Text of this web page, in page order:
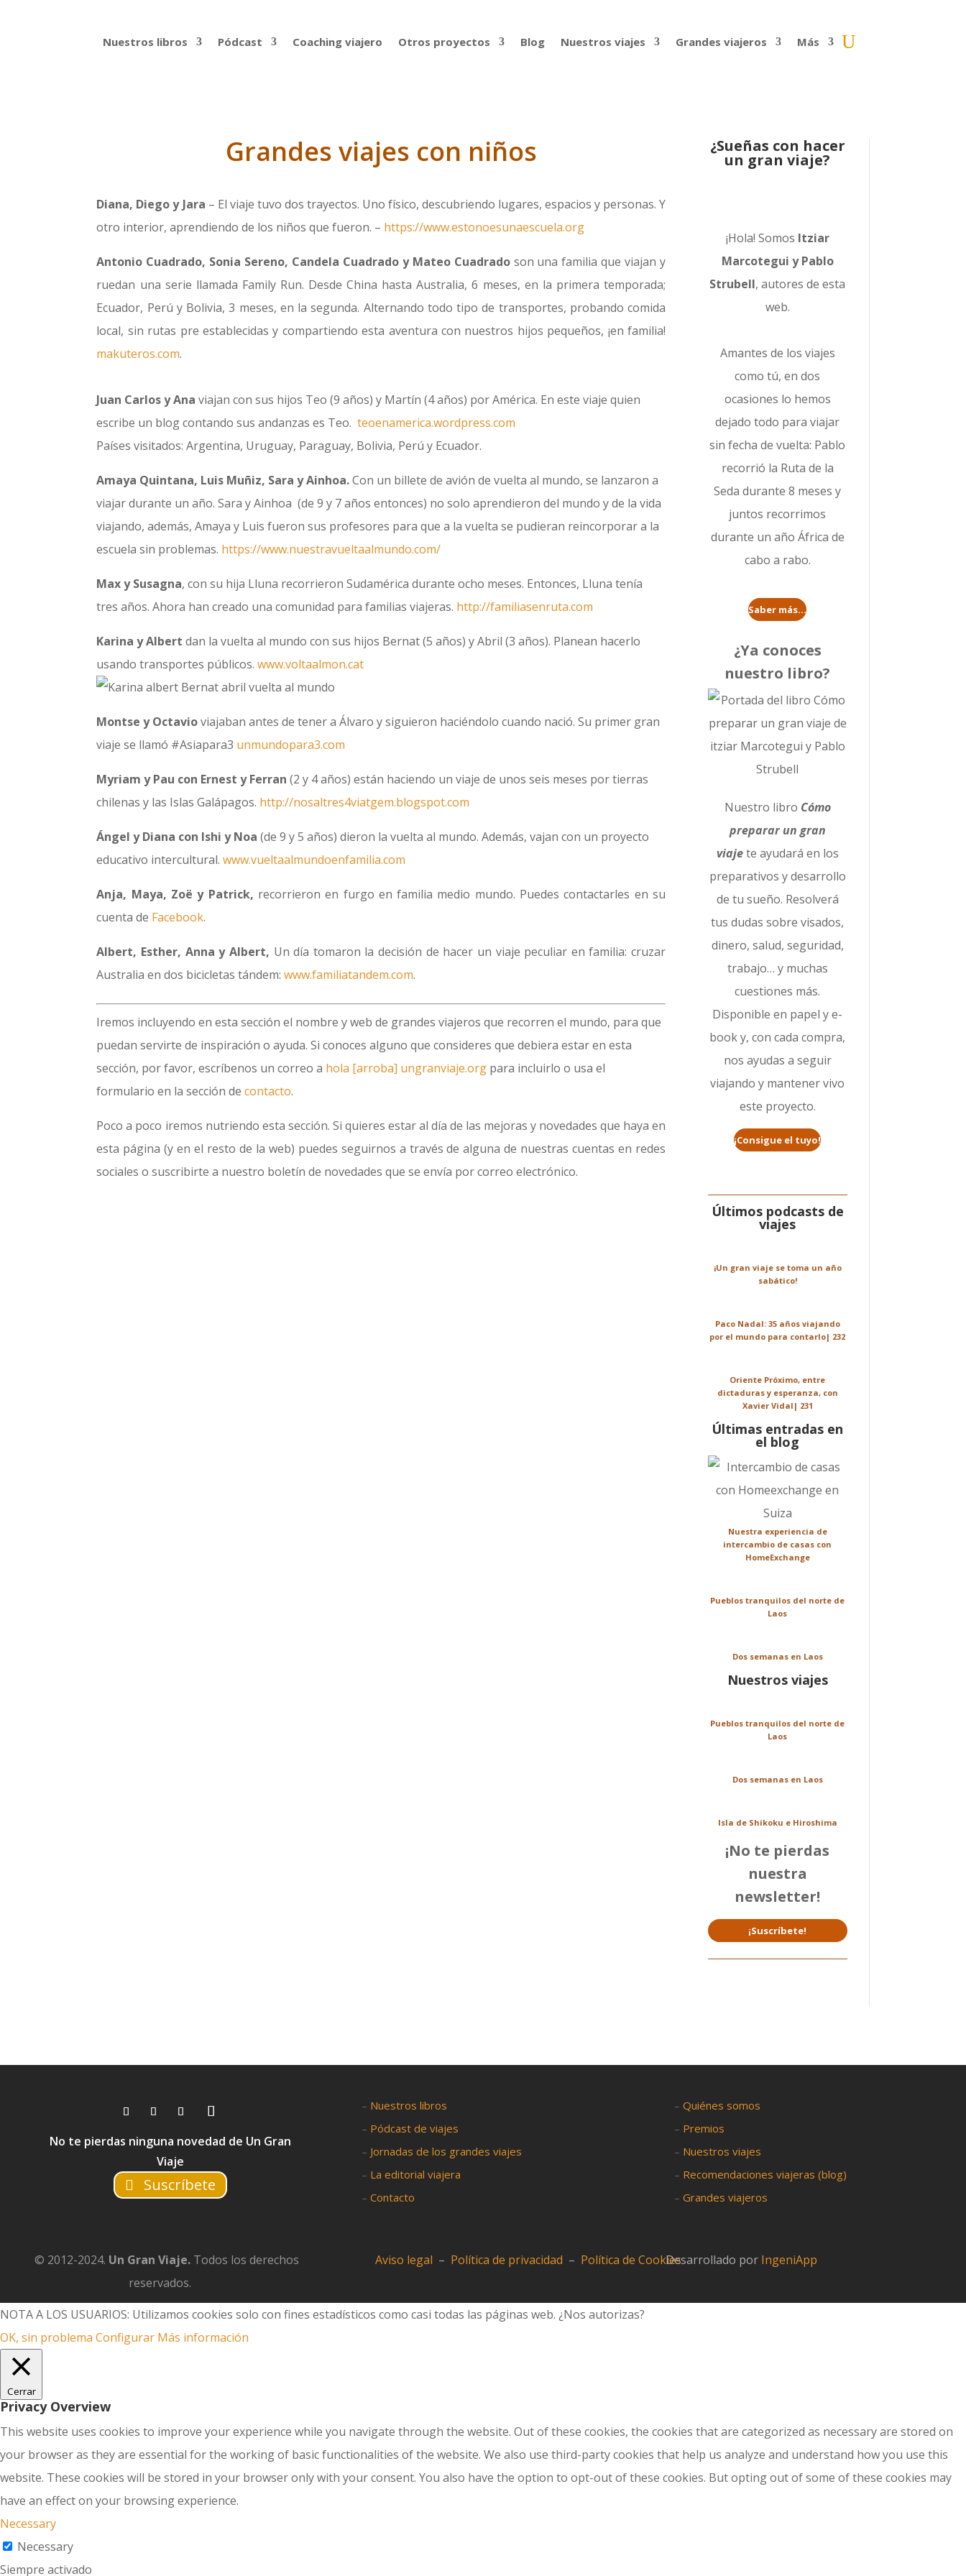
Nuestros libros Pódcast Coaching viajero Otros proyectos Blog Nuestros viajes Grandes viajeros Más
Grandes viajes con niños
Diana, Diego y Jara – El viaje tuvo dos trayectos. Uno físico, descubriendo lugares, espacios y personas. Y
otro interior, aprendiendo de los niños que fueron. – https://www.estonoesunaescuela.org
Antonio Cuadrado, Sonia Sereno, Candela Cuadrado y Mateo Cuadradoson una familia que viajan y
ruedan una serie llamada Family Run. Desde China hasta Australia, 6 meses, en la primera temporada;
Ecuador, Perú y Bolivia, 3 meses, en la segunda. Alternando todo tipo de transportes, probando comida
local, sin rutas pre establecidas y compartiendo esta aventura con nuestros hijos pequeños, ¡en familia!
makuteros.com.
Juan Carlos y Ana viajan con sus hijos Teo (9 años) y Martín (4 años) por América. En este viaje quien
escribe un blog contando sus andanzas es Teo.teoenamerica.wordpress.com
Países visitados: Argentina, Uruguay, Paraguay, Bolivia, Perú y Ecuador.
Amaya Quintana, Luis Muñiz, Sara y Ainhoa.Con un billete de avión de vuelta al mundo, se lanzaron a
viajar durante un año. Sara y Ainhoa (de 9 y 7 años entonces) no solo aprendieron del mundo y de la vida
viajando, además, Amaya y Luis fueron sus profesores para que a la vuelta se pudieran reincorporar a la
escuela sin problemas. https://www.nuestravueltaalmundo.com/
Max y Susagna, con su hija Lluna recorrieron Sudamérica durante ocho meses. Entonces, Lluna tenía
tres años. Ahora han creado una comunidad para familias viajeras. http://familiasenruta.com
Karina y Albert dan la vuelta al mundo con sus hijos Bernat (5 años) y Abril (3 años). Planean hacerlo
usando transportes públicos.www.voltaalmon.cat
Montse y Octavioviajaban antes de tener a Álvaro y siguieron haciéndolo cuando nació. Su primer gran
viaje se llamó #Asiapara3 unmundopara3.com
Myriam y Pau con Ernest y Ferran (2 y 4 años) están haciendo un viaje de unos seis meses por tierras
chilenas y las Islas Galápagos. http://nosaltres4viatgem.blogspot.com
Ángel y Diana con Ishi y Noa (de 9 y 5 años) dieron la vuelta al mundo. Además, vajan con un proyecto
educativo intercultural.www.vueltaalmundoenfamilia.com
Anja, Maya, Zoë y Patrick, recorrieron en furgo en familia medio mundo. Puedes contactarles en su
cuenta de Facebook.
Albert, Esther, Anna y Albert, Un día tomaron la decisión de hacer un viaje peculiar en familia: cruzar
Australia en dos bicicletas tándem:www.familiatandem.com.
Iremos incluyendo en esta sección el nombre y web de grandes viajeros que recorren el mundo, para que
puedan servirte de inspiración o ayuda. Si conoces alguno que consideres que debiera estar en esta
sección, por favor, escríbenos un correo a hola [arroba] ungranviaje.org para incluirlo o usa el
formulario en la sección decontacto.
Poco a poco iremos nutriendo esta sección. Si quieres estar al día de las mejoras y novedades que haya en
esta página (y en el resto de la web) puedes seguirnos a través de alguna de nuestras cuentas en redes
sociales o suscribirte a nuestro boletín de novedades que se envía por correo electrónico.
¿Sueñas con hacer
un gran viaje?
¡Hola! Somos Itziar
Marcotegui y Pablo
Strubell, autores de esta
web.
Amantes de los viajes
como tú, en dos
ocasiones lo hemos
dejado todo para viajar
sin fecha de vuelta: Pablo
recorrió la Ruta de la
Seda durante 8 meses y
juntos recorrimos
durante un año África de
cabo a rabo.
Saber más...
¿Ya conoces
nuestro libro?
Nuestro libro Cómo
preparar un gran
viajete ayudará en los
preparativos y desarrollo
de tu sueño. Resolverá
tus dudas sobre visados,
dinero, salud, seguridad,
trabajo… y muchas
cuestiones más.
Disponible en papel y e-
book y, con cada compra,
nos ayudas a seguir
viajando y mantener vivo
este proyecto.
¡Consigue el tuyo!
Últimos podcasts de
viajes
¡Un gran viaje se toma un año
sabático!
Paco Nadal: 35 años viajando
por el mundo para contarlo| 232
Oriente Próximo, entre
dictaduras y esperanza, con
Xavier Vidal| 231
Últimas entradas en
el blog
Nuestra experiencia de
intercambio de casas con
HomeExchange
Pueblos tranquilos del norte de
Laos
Dos semanas en Laos
Nuestros viajes
Pueblos tranquilos del norte de
Laos
Dos semanas en Laos
Isla de Shikoku e Hiroshima
¡No te pierdas
nuestra
newsletter!
¡Suscríbete!
No te pierdas ninguna novedad de Un Gran
Viaje
Suscríbete
– Nuestros libros
– Pódcast de viajes
– Jornadas de los grandes viajes
– La editorial viajera
– Contacto
–Quiénes somos
– Premios
– Nuestros viajes
– Recomendaciones viajeras (blog)
–Grandes viajeros
© 2012-2024. Un Gran Viaje. Todos los derechos
reservados.
Aviso legal – Política de privacidad – Política de CookiesDesarrollado por IngeniApp
NOTA A LOS USUARIOS: Utilizamos cookies solo con fines estadísticos como casi todas las páginas web. ¿Nos autorizas?
OK, sin problema Configurar Más información
Cerrar
Privacy Overview
This website uses cookies to improve your experience while you navigate through the website. Out of these cookies, the cookies that are categorized as necessary are stored on
your browser as they are essential for the working of basic functionalities of the website. We also use third-party cookies that help us analyze and understand how you use this
website. These cookies will be stored in your browser only with your consent. You also have the option to opt-out of these cookies. But opting out of some of these cookies may
have an effect on your browsing experience.
Necessary
Necessary
Siempre activado